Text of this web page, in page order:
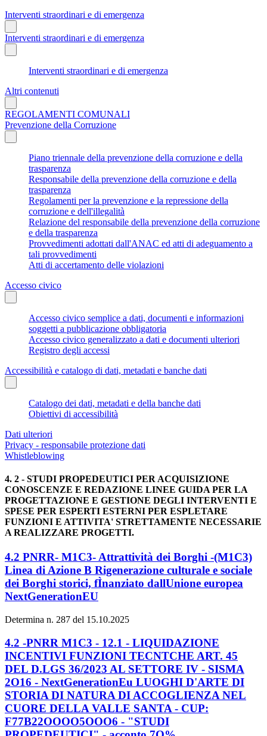
Interventi straordinari e di emergenza
Interventi straordinari e di emergenza
Interventi straordinari e di emergenza
Altri contenuti
REGOLAMENTI COMUNALI
Prevenzione della Corruzione
Piano triennale della prevenzione della corruzione e della
trasparenza
Responsabile della prevenzione della corruzione e della
trasparenza
Regolamenti per la prevenzione e la repressione della
corruzione e dell'illegalità
Relazione del responsabile della prevenzione della corruzione
e della trasparenza
Provvedimenti adottati dall'ANAC ed atti di adeguamento a
tali provvedimenti
Atti di accertamento delle violazioni
Accesso civico
Accesso civico semplice a dati, documenti e informazioni
soggetti a pubblicazione obbligatoria
Accesso civico generalizzato a dati e documenti ulteriori
Registro degli accessi
Accessibilità e catalogo di dati, metadati e banche dati
Catalogo dei dati, metadati e della banche dati
Obiettivi di accessibilità
Dati ulteriori
Privacy - responsabile protezione dati
Whistleblowing
4. 2 - STUDI PROPEDEUTICI PER ACQUISIZIONE
CONOSCENZE E REDAZIONE LINEE GUIDA PER LA
PROGETTAZIONE E GESTIONE DEGLI INTERVENTI E
SPESE PER ESPERTI ESTERNI PER ESPLETARE
FUNZIONI E ATTIVITA' STRETTAMENTE NECESSARIE
A REALIZZARE PROGETTI.
4.2 PNRR- M1C3- Attrattività dei Borghi -(M1C3)
Linea di Azione B Rigenerazione culturale e sociale
dei Borghi storici, fÌnanziato dallUnione europea
NextGenerationEU
Determina n. 287 del 15.10.2025
4.2 -PNRR M1C3 - 12.1 - LIQUIDAZIONE
INCENTIVI FUNZIONI TECNTCHE ART. 45
DEL D.LGS 36/2023 AL SETTORE IV - SISMA
2O16 - NextGenerationEu LUOGHI D'ARTE DI
STORIA DI NATURA DI ACCOGLIENZA NEL
CUORE DELLA VALLE SANTA - CUP:
F77B22OOOO5OOO6 - "STUDI